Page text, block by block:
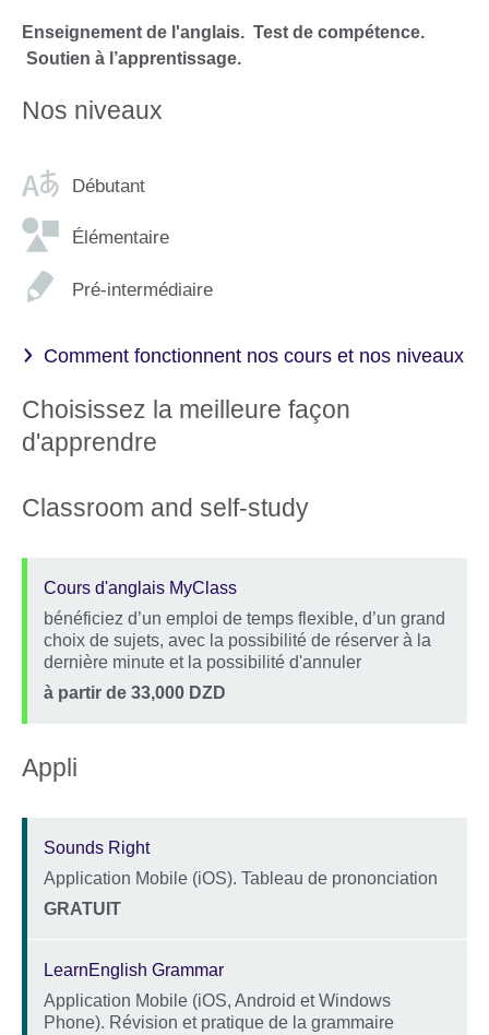
Enseignement de l'anglais. Test de compétence.
Soutien à l’apprentissage.
Nos niveaux
Débutant
Élémentaire
Pré-intermédiaire
Comment fonctionnent nos cours et nos niveaux
Choisissez la meilleure façon
d'apprendre
Classroom and self-study
Cours d'anglais MyClass
Description
bénéficiez d’un emploi de temps flexible, d’un grand
choix de sujets, avec la possibilité de réserver à la
dernière minute et la possibilité d'annuler
Location
Price
à partir de 33,000 DZD
Appli
Sounds Right
Description
Application Mobile (iOS). Tableau de prononciation
Location
Price
GRATUIT
LearnEnglish Grammar
Description
Application Mobile (iOS, Android et Windows
Phone). Révision et pratique de la grammaire